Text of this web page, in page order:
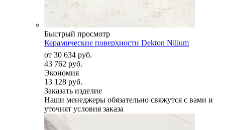
Быстрый просмотр
Керамические поверхности Dekton Nilium
от 30 634 руб.
43 762 руб.
Экономия
13 128 руб.
Заказать изделие
Наши менеджеры обязательно свяжутся с вами и
уточнят условия заказа